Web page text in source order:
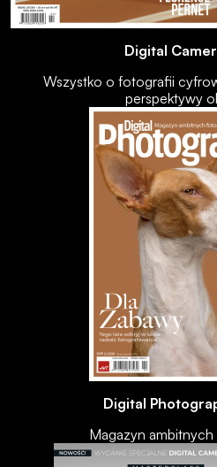
Digital
Wszystko o fotografii
perspektywy
Digital
Magazyn